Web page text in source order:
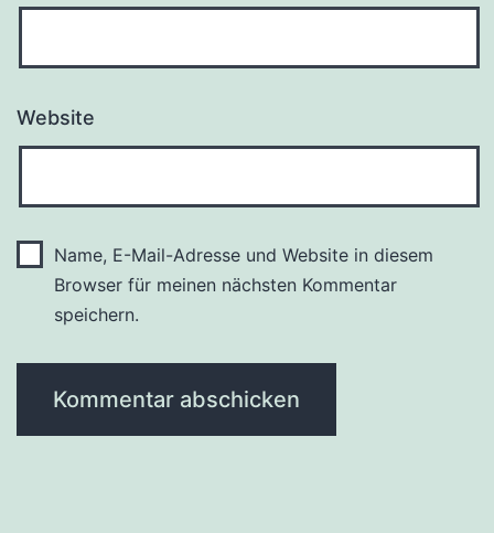
Website
Name, E-Mail-Adresse und Website in diesem
Browser für meinen nächsten Kommentar
speichern.